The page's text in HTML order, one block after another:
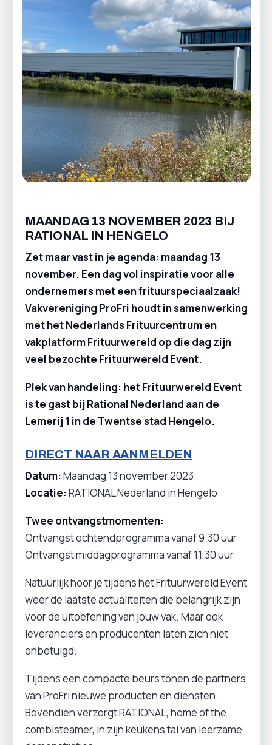
MAANDAG 13 NOVEMBER 2023 BIJ
RATIONAL IN HENGELO
Zet maar vast in je agenda: maandag 13
november. Een dag vol inspiratie voor alle
ondernemers met een frituurspeciaalzaak!
Vakvereniging ProFri houdt in samenwerking
met het Nederlands Frituurcentrum en
vakplatform Frituurwereld op die dag zijn
veel bezochte Frituurwereld Event.
Plek van handeling: het Frituurwereld Event
is te gast bij Rational Nederland aan de
Lemerij 1 in de Twentse stad Hengelo.
DIRECT NAAR AANMELDEN
Datum:Maandag 13 november 2023
Locatie:RATIONAL Nederland in Hengelo
Twee ontvangstmomenten:
Ontvangst ochtendprogramma vanaf 9.30 uur
Ontvangst middagprogramma vanaf 11.30 uur
Natuurlijk hoor je tijdens het Frituurwereld Event
weer de laatste actualiteiten die belangrijk zijn
voor de uitoefening van jouw vak. Maar ook
leveranciers en producenten laten zich niet
onbetuigd.
Tijdens een compacte beurs tonen de partners
van ProFri nieuwe producten en diensten.
Bovendien verzorgt RATIONAL, home of the
combisteamer, in zijn keukens tal van leerzame